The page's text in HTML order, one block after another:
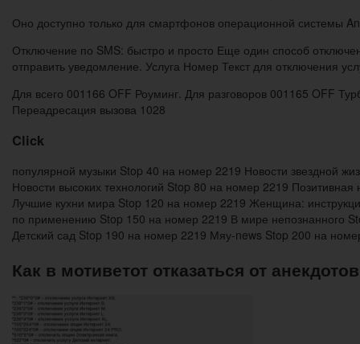
Оно доступно только для смартфонов операционной системы
Отключение по SMS: быстро и просто Еще один способ
отправить уведомление. Услуга Номер Текст для отключения
Для всего 001166 OFF Роуминг. Для разговоров 001165 OFF
Переадресация вызова 1028
Click
популярной музыки Stop 40 на номер 2219 Новости звездной
Новости высоких технологий Stop 80 на номер 2219
Лучшие кухни мира Stop 120 на номер 2219 Женщина:
по применению Stop 150 на номер 2219 В мире непознанного
Детский сад Stop 190 на номер 2219 Мяу-news Stop 200 на
Как в мотиветот отказаться от анекдотов